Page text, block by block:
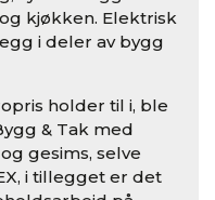
kjøkken. Elektrisk
i deler av bygg
holder til i, ble
& Tak med
gesims, selve
i tillegget er det